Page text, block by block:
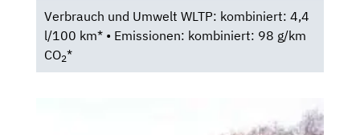
Verbrauch und Umwelt WLTP: kombiniert: 4,4
l/100 km* • Emissionen: kombiniert: 98 g/km
CO2*